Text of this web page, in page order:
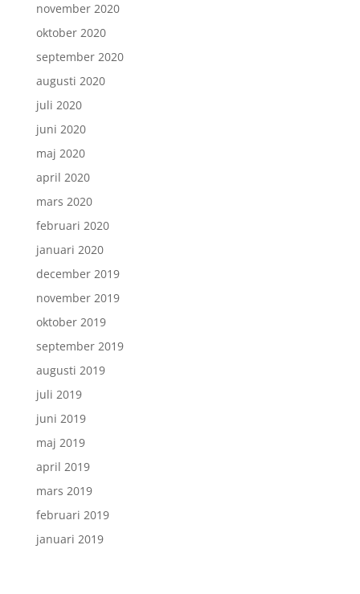
november 2020
oktober 2020
september 2020
augusti 2020
juli 2020
juni 2020
maj 2020
april 2020
mars 2020
februari 2020
januari 2020
december 2019
november 2019
oktober 2019
september 2019
augusti 2019
juli 2019
juni 2019
maj 2019
april 2019
mars 2019
februari 2019
januari 2019